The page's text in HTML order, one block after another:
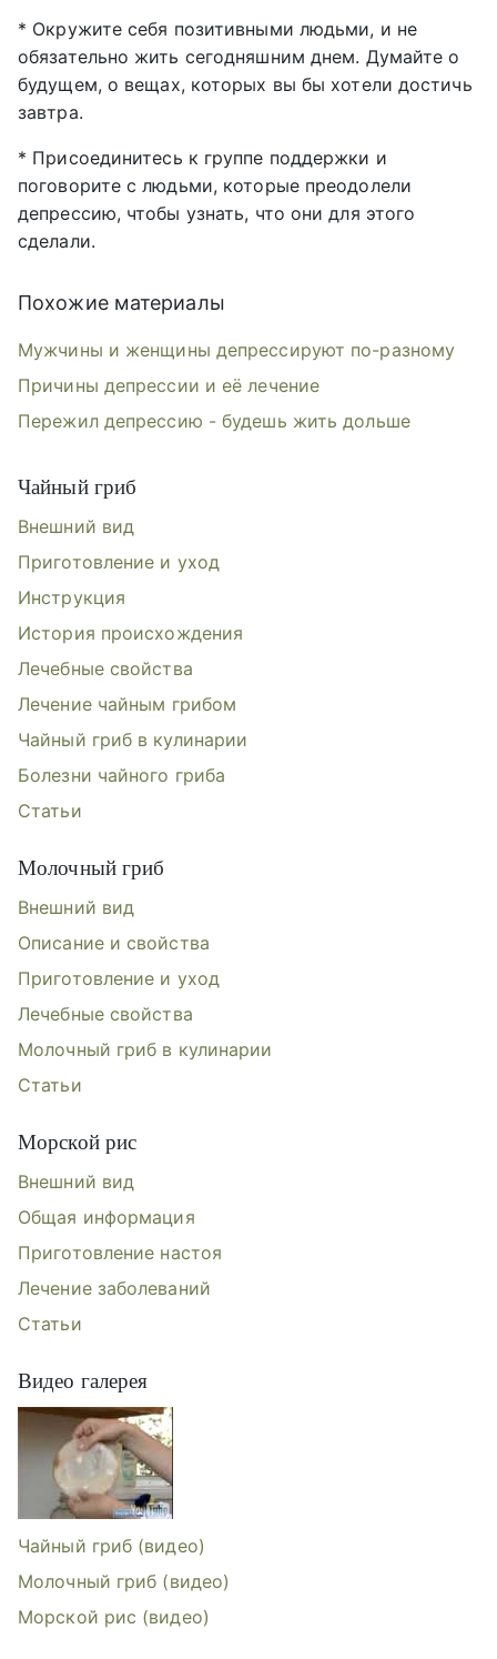
* Окружите себя позитивными людьми, и не
обязательно жить сегодняшним днем. Думайте о
будущем, о вещах, которых вы бы хотели достичь
завтра.
* Присоединитесь к группе поддержки и
поговорите с людьми, которые преодолели
депрессию, чтобы узнать, что они для этого
сделали.
Похожие материалы
Мужчины и женщины депрессируют по-разному
Причины депрессии и её лечение
Пережил депрессию - будешь жить дольше
Чайный гриб
Внешний вид
Приготовление и уход
Инструкция
История происхождения
Лечебные свойства
Лечение чайным грибом
Чайный гриб в кулинарии
Болезни чайного гриба
Статьи
Молочный гриб
Внешний вид
Описание и свойства
Приготовление и уход
Лечебные свойства
Молочный гриб в кулинарии
Статьи
Морской рис
Внешний вид
Общая информация
Приготовление настоя
Лечение заболеваний
Статьи
Видео галерея
Видеогалерея: Чайный гриб,
Чайный гриб (видео)
Молочный гриб (видео)
Морской рис (видео)